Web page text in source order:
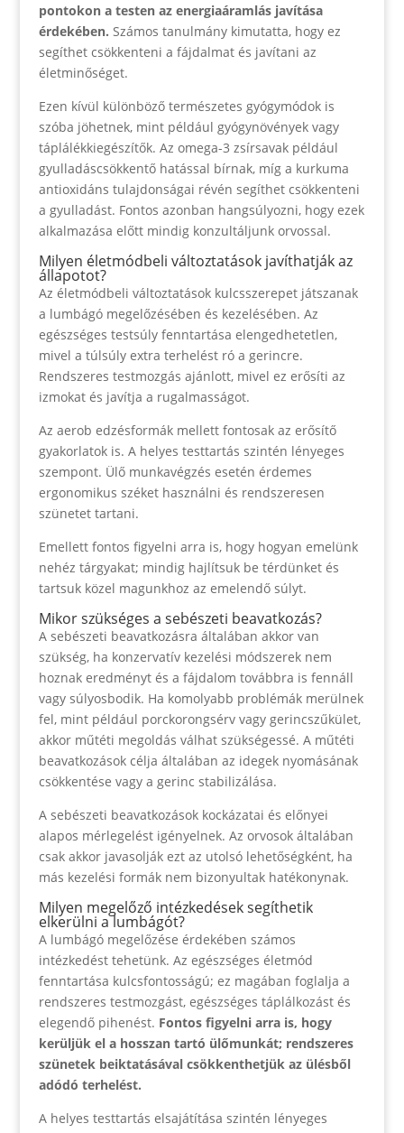
pontokon a testen az energiaáramlás javítása
érdekében. Számos tanulmány kimutatta, hogy ez
segíthet csökkenteni a fájdalmat és javítani az
életminőséget.
Ezen kívül különböző természetes gyógymódok is
szóba jöhetnek, mint például gyógynövények vagy
táplálékkiegészítők. Az omega-3 zsírsavak például
gyulladáscsökkentő hatással bírnak, míg a kurkuma
antioxidáns tulajdonságai révén segíthet csökkenteni
a gyulladást. Fontos azonban hangsúlyozni, hogy ezek
alkalmazása előtt mindig konzultáljunk orvossal.
Milyen életmódbeli változtatások javíthatják az
állapotot?
Az életmódbeli változtatások kulcsszerepet játszanak
a lumbágó megelőzésében és kezelésében. Az
egészséges testsúly fenntartása elengedhetetlen,
mivel a túlsúly extra terhelést ró a gerincre.
Rendszeres testmozgás ajánlott, mivel ez erősíti az
izmokat és javítja a rugalmasságot.
Az aerob edzésformák mellett fontosak az erősítő
gyakorlatok is. A helyes testtartás szintén lényeges
szempont. Ülő munkavégzés esetén érdemes
ergonomikus széket használni és rendszeresen
szünetet tartani.
Emellett fontos figyelni arra is, hogy hogyan emelünk
nehéz tárgyakat; mindig hajlítsuk be térdünket és
tartsuk közel magunkhoz az emelendő súlyt.
Mikor szükséges a sebészeti beavatkozás?
A sebészeti beavatkozásra általában akkor van
szükség, ha konzervatív kezelési módszerek nem
hoznak eredményt és a fájdalom továbbra is fennáll
vagy súlyosbodik. Ha komolyabb problémák merülnek
fel, mint például porckorongsérv vagy gerincszűkület,
akkor műtéti megoldás válhat szükségessé. A műtéti
beavatkozások célja általában az idegek nyomásának
csökkentése vagy a gerinc stabilizálása.
A sebészeti beavatkozások kockázatai és előnyei
alapos mérlegelést igényelnek. Az orvosok általában
csak akkor javasolják ezt az utolsó lehetőségként, ha
más kezelési formák nem bizonyultak hatékonynak.
Milyen megelőző intézkedések segíthetik
elkerülni a lumbágót?
A lumbágó megelőzése érdekében számos
intézkedést tehetünk. Az egészséges életmód
fenntartása kulcsfontosságú; ez magában foglalja a
rendszeres testmozgást, egészséges táplálkozást és
elegendő pihenést. Fontos figyelni arra is, hogy
kerüljük el a hosszan tartó ülőmunkát; rendszeres
szünetek beiktatásával csökkenthetjük az ülésből
adódó terhelést.
A helyes testtartás elsajátítása szintén lényeges